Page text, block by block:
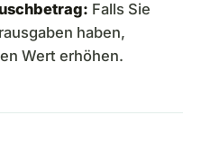
Falls Sie
haben,
Wert erhöhen.